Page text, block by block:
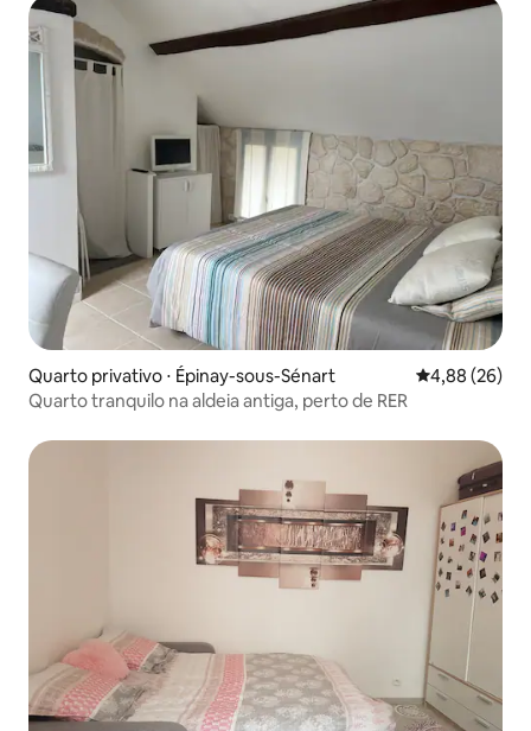
Quarto privativo ⋅ Épinay-sous-Sénart 4,88 de uma
4,88 (26)
Quarto tranquilo na aldeia antiga, perto de RER